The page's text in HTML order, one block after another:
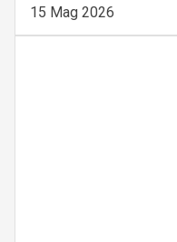
15 Mag 2026